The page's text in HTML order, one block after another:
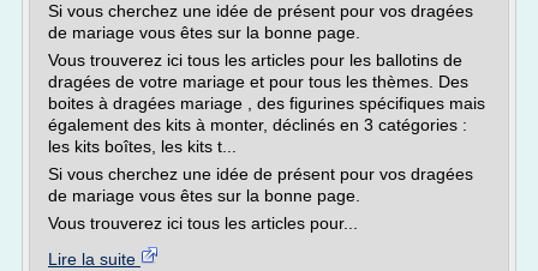
Si vous cherchez une idée de présent pour vos dragées
de mariage vous êtes sur la bonne page.
Vous trouverez ici tous les articles pour les ballotins de
dragées de votre mariage et pour tous les thèmes. Des
boites à dragées mariage , des figurines spécifiques mais
également des kits à monter, déclinés en 3 catégories :
les kits boîtes, les kits t...
Si vous cherchez une idée de présent pour vos dragées
de mariage vous êtes sur la bonne page.
Vous trouverez ici tous les articles pour...
Lire la suite